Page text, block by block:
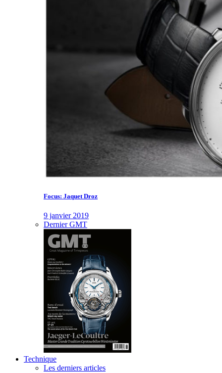
Focus: Jaquet Droz
9 janvier 2019
Dernier GMT
Technique
Les derniers articles